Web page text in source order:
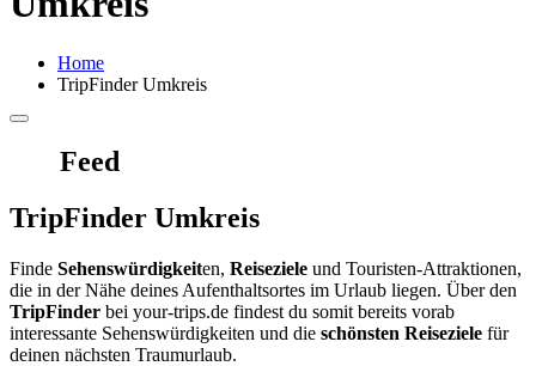
Home
TripFinder Umkreis
Feed
TripFinder Umkreis
Finde Sehenswürdigkeiten, Reiseziele und Touristen-Attraktionen,
die in der Nähe deines Aufenthaltsortes im Urlaub liegen. Über den
TripFinder bei your-trips.de findest du somit bereits vorab
interessante Sehenswürdigkeiten und die schönsten Reiseziele für
deinen nächsten Traumurlaub.